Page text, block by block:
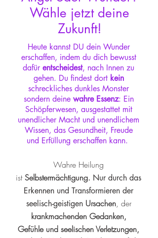
Wähle jetzt deine
Zukunft!
Heute kannst DU dein Wunder
erschaffen, indem du dich bewusst
dafür entscheidest, nach Innen zu
gehen. Du findest dort kein
schreckliches dunkles Monster
sondern deine wahre Essenz: Ein
Schöpferwesen, ausgestattet mit
unendlicher Macht und unendlichem
Wissen, das Gesundheit, Freude
und Erfüllung erschaffen kann.
Wahre Heilung
ist Selbstermächtigung. Nur durch das
Erkennen und Transformieren der
seelisch-geistigen Ursachen, der
krankmachenden Gedanken,
Gefühle und seelischen Verletzungen,